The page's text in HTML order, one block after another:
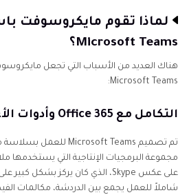
Microsoft Teams؟
Microsoft Teams:
التكامل مع Office 365 وأدوات الأعمال
مجموعة البرمجيات الإنتاجية التي يستخدمها
شاملاً للعمل يجمع بين الدردشة، مكالمات